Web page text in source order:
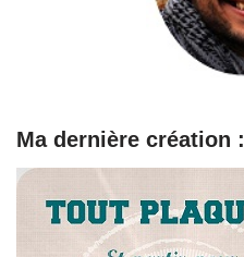
Ma dernière création :